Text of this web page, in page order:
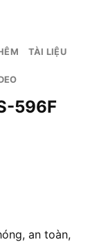
TÀI LIỆU
596F
an toàn,